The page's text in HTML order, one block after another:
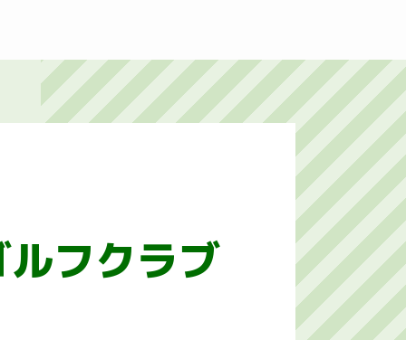
フクラブ